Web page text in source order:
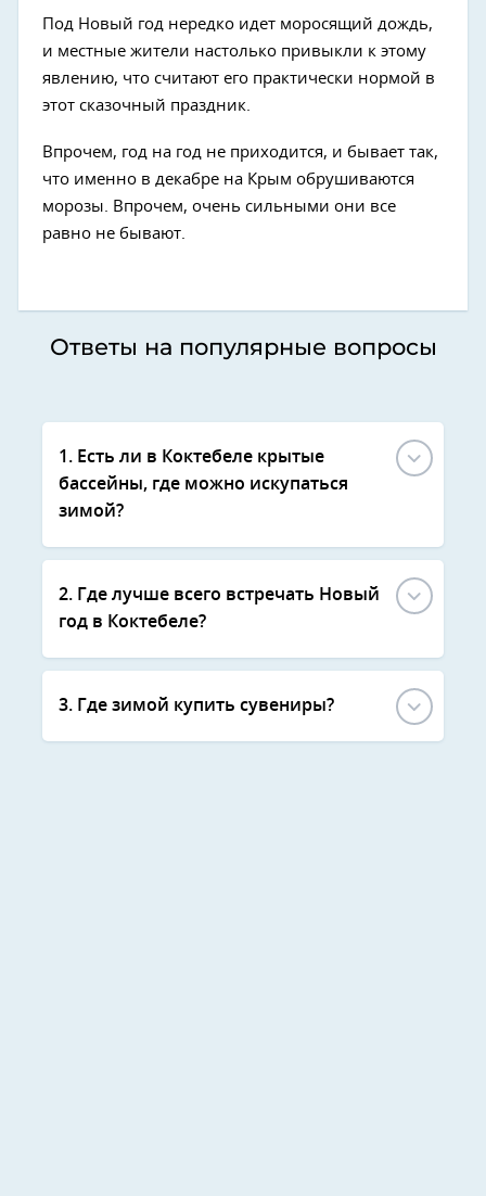
Под Новый год нередко идет моросящий дождь,
и местные жители настолько привыкли к этому
явлению, что считают его практически нормой в
этот сказочный праздник.
Впрочем, год на год не приходится, и бывает так,
что именно в декабре на Крым обрушиваются
морозы. Впрочем, очень сильными они все
равно не бывают.
Ответы на популярные вопросы
1. Есть ли в Коктебеле крытые
бассейны, где можно искупаться
зимой?
2. Где лучше всего встречать Новый
год в Коктебеле?
3. Где зимой купить сувениры?